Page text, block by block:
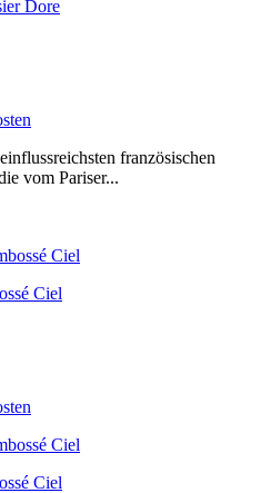
Dore
französischen
vom Pariser...
Ciel
Ciel